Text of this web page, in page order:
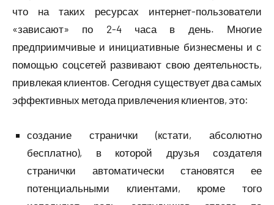
что на таких ресурсах интернет-пользователи
«зависают» по 2-4 часа в день. Многие
предприимчивые и инициативные бизнесмены и с
помощью соцсетей развивают свою деятельность,
привлекая клиентов. Сегодня существует два самых
эффективных метода привлечения клиентов, это:
создание странички (кстати, абсолютно
бесплатно), в которой друзья создателя
странички автоматически становятся ее
потенциальными клиентами, кроме того